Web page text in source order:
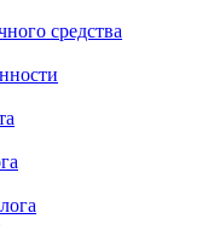
средства